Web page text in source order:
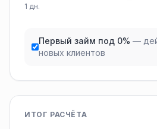
1 дн.
Первый займ под 0% —
новых клиентов
ИТОГ РАСЧЁТА